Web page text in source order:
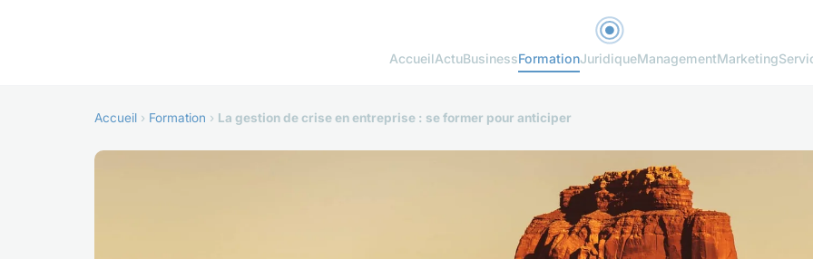
AccueilActuBusinessFormationJuridiqueManagementMarketing
Accueil › Formation › La gestion de crise en entreprise : se former pour anticiper